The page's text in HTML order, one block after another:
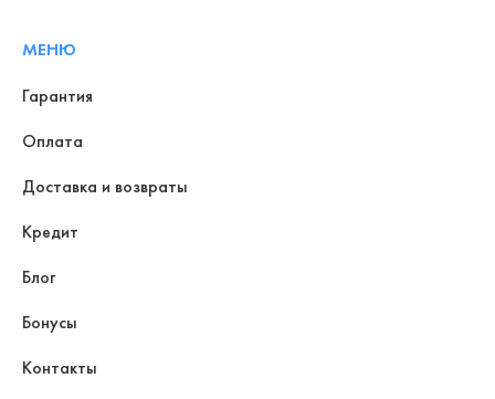
МЕНЮ
Гарантия
Оплата
Доставка и возвраты
Кредит
Блог
Бонусы
Контакты